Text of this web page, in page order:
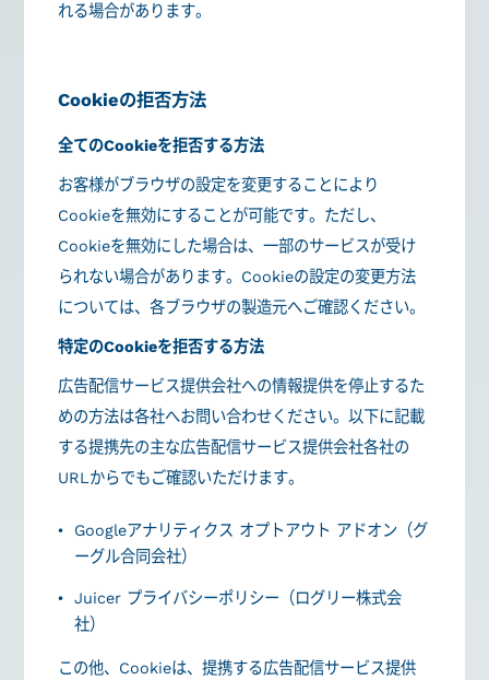
れる場合があります。
Cookieの拒否方法
全てのCookieを拒否する方法
お客様がブラウザの設定を変更することにより
Cookieを無効にすることが可能です。ただし、
Cookieを無効にした場合は、一部のサービスが受け
られない場合があります。Cookieの設定の変更方法
については、各ブラウザの製造元へご確認ください。
特定のCookieを拒否する方法
広告配信サービス提供会社への情報提供を停止するた
めの方法は各社へお問い合わせください。以下に記載
する提携先の主な広告配信サービス提供会社各社の
URLからでもご確認いただけます。
Googleアナリティクス オプトアウト アドオン（グ
ーグル合同会社）
Juicer プライバシーポリシー（ログリー株式会
社）
この他、Cookieは、提携する広告配信サービス提供